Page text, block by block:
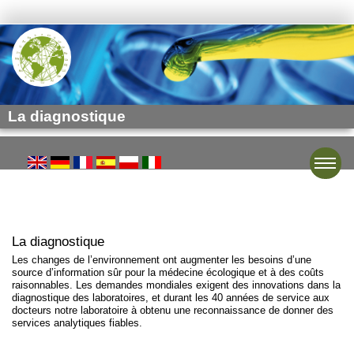
La diagnostique
La diagnostique
Les changes de l’environnement ont augmenter les besoins d’une
source d’information sûr pour la médecine écologique et à des coûts
raisonnables. Les demandes mondiales exigent des innovations dans la
diagnostique des laboratoires, et durant les 40 années de service aux
docteurs notre laboratoire à obtenu une reconnaissance de donner des
services analytiques fiables.